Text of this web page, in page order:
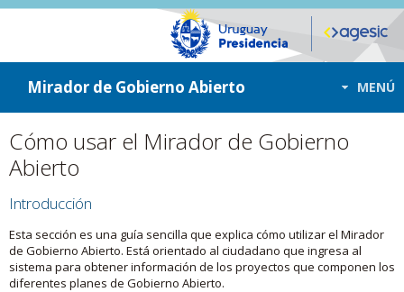
ir a contenido
ir al menú
Mirador de Gobierno Abierto MENÚ
Cómo usar el Mirador de Gobierno
Abierto
Introducción
Esta sección es una guía sencilla que explica cómo utilizar el Mirador
de Gobierno Abierto. Está orientado al ciudadano que ingresa al
sistema para obtener información de los proyectos que componen los
diferentes planes de Gobierno Abierto.